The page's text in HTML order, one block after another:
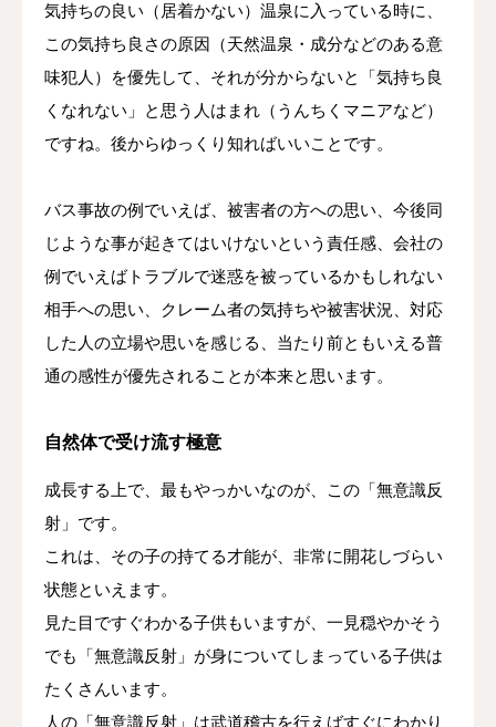
気持ちの良い（居着かない）温泉に入っている時に、
この気持ち良さの原因（天然温泉・成分などのある意
味犯人）を優先して、それが分からないと「気持ち良
くなれない」と思う人はまれ（うんちくマニアなど）
ですね。後からゆっくり知ればいいことです。
バス事故の例でいえば、被害者の方への思い、今後同
じような事が起きてはいけないという責任感、会社の
例でいえばトラブルで迷惑を被っているかもしれない
相手への思い、クレーム者の気持ちや被害状況、対応
した人の立場や思いを感じる、当たり前ともいえる普
通の感性が優先されることが本来と思います。
自然体で受け流す極意
成長する上で、最もやっかいなのが、この「無意識反
射」です。
これは、その子の持てる才能が、非常に開花しづらい
状態といえます。
見た目ですぐわかる子供もいますが、一見穏やかそう
でも「無意識反射」が身についてしまっている子供は
たくさんいます。
人の「無意識反射」は武道稽古を行えばすぐにわかり